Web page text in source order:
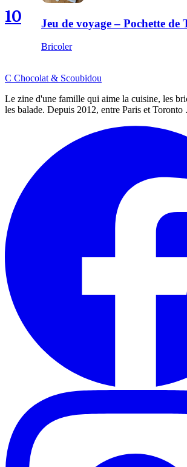
10 Jeu de voyage – Pochette de
Bricoler
C Chocolat & Scoubidou
Le zine d'une famille qui aime la cuisine, les
les balade. Depuis 2012, entre Paris et Toronto .